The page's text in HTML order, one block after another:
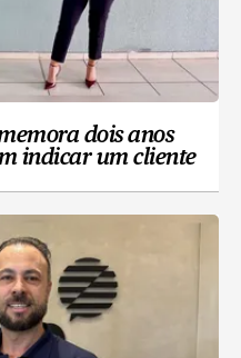
dois anos
indicar um cliente